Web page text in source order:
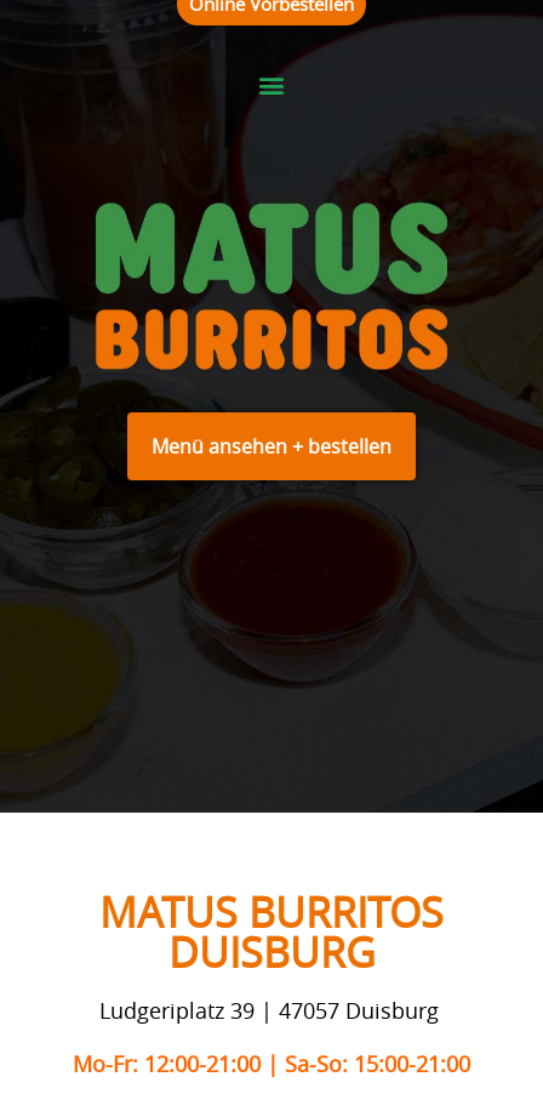
Menü ansehen + bestellen
MATUS BURRITOS
DUISBURG
Ludgeriplatz 39 | 47057 Duisburg
Mo-Fr: 12:00-21:00 | Sa-So: 15:00-21:00